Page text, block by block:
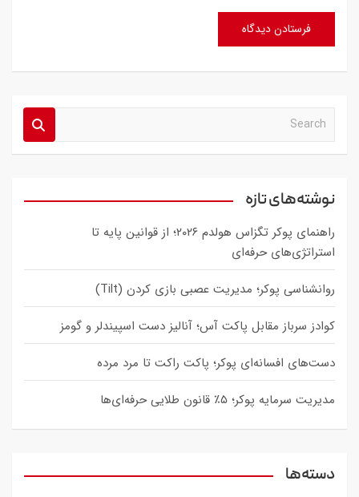
a
c
نوشته‌های تازه
راهنمای پوکر تگزاس هولدم ۲۰۲۶؛ از قوانین پایه تا
استراتژی‌های حرفه‌ای
روانشناسی پوکر؛ مدیریت عصبی بازی کردن (Tilt)
کوادز سرباز مقابل پاکت آس؛ آنالیز دست اسپیندلر و گومز
دست‌های افسانه‌ای پوکر؛ پاکت راکت تا مرد مرده
مدیریت سرمایه پوکر؛ ۵٪ قانون طلایی حرفه‌ای‌ها
دسته‌ها